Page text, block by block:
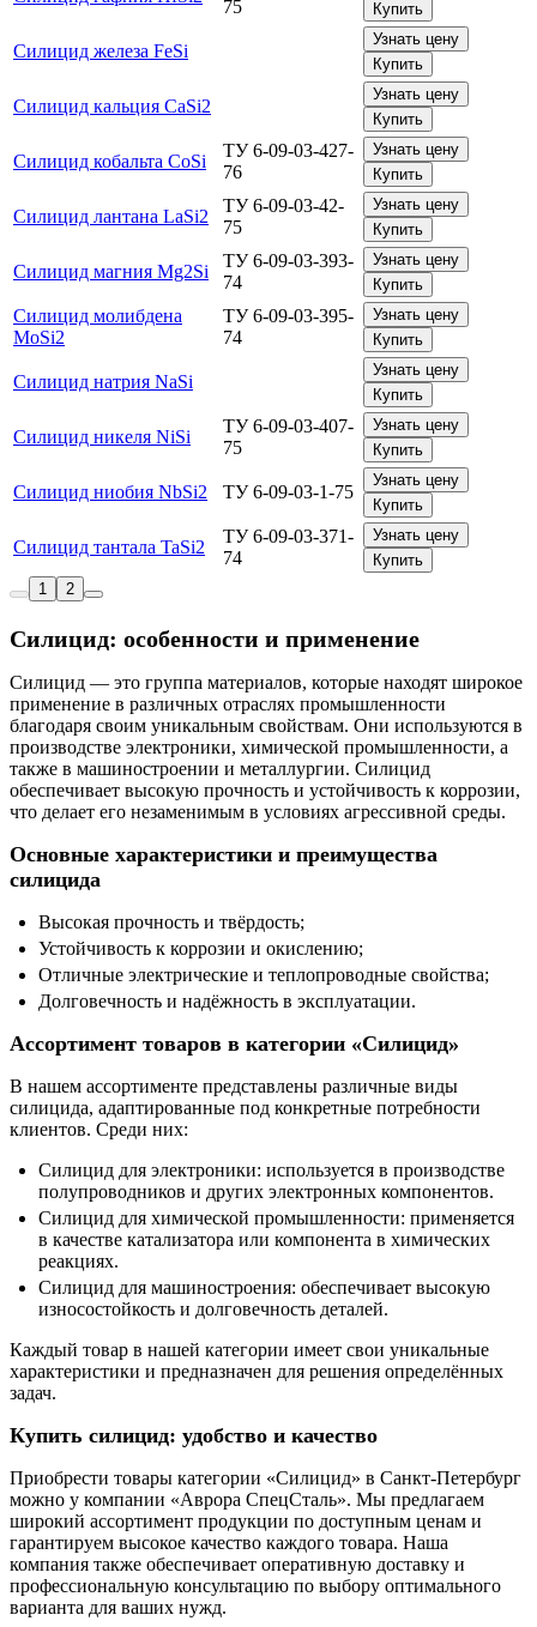
75 Купить
Силицид железа FeSi
Узнать цену
Купить
Силицид кальция CaSi2
Узнать цену
Купить
Силицид кобальта CoSi
ТУ 6-09-03-427-
76
Узнать цену
Купить
Силицид лантана LaSi2
ТУ 6-09-03-42-
75
Узнать цену
Купить
Силицид магния Mg2Si
ТУ 6-09-03-393-
74
Узнать цену
Купить
Силицид молибдена
MoSi2
ТУ 6-09-03-395-
74
Узнать цену
Купить
Силицид натрия NaSi
Узнать цену
Купить
Силицид никеля NiSi
ТУ 6-09-03-407-
75
Узнать цену
Купить
Силицид ниобия NbSi2 ТУ 6-09-03-1-75
Узнать цену
Купить
Силицид тантала TaSi2
ТУ 6-09-03-371-
74
Узнать цену
Купить
1
2
Силицид: особенности и применение
Силицид — это группа материалов, которые находят широкое
применение в различных отраслях промышленности
благодаря своим уникальным свойствам. Они используются в
производстве электроники, химической промышленности, а
также в машиностроении и металлургии. Силицид
обеспечивает высокую прочность и устойчивость к коррозии,
что делает его незаменимым в условиях агрессивной среды.
Основные характеристики и преимущества
силицида
Высокая прочность и твёрдость;
Устойчивость к коррозии и окислению;
Отличные электрические и теплопроводные свойства;
Долговечность и надёжность в эксплуатации.
Ассортимент товаров в категории «Силицид»
В нашем ассортименте представлены различные виды
силицида, адаптированные под конкретные потребности
клиентов. Среди них:
Силицид для электроники: используется в производстве
полупроводников и других электронных компонентов.
Силицид для химической промышленности: применяется
в качестве катализатора или компонента в химических
реакциях.
Силицид для машиностроения: обеспечивает высокую
износостойкость и долговечность деталей.
Каждый товар в нашей категории имеет свои уникальные
характеристики и предназначен для решения определённых
задач.
Купить силицид: удобство и качество
Приобрести товары категории «Силицид» в Санкт-Петербург
можно у компании «Аврора СпецСталь». Мы предлагаем
широкий ассортимент продукции по доступным ценам и
гарантируем высокое качество каждого товара. Наша
компания также обеспечивает оперативную доставку и
профессиональную консультацию по выбору оптимального
варианта для ваших нужд.